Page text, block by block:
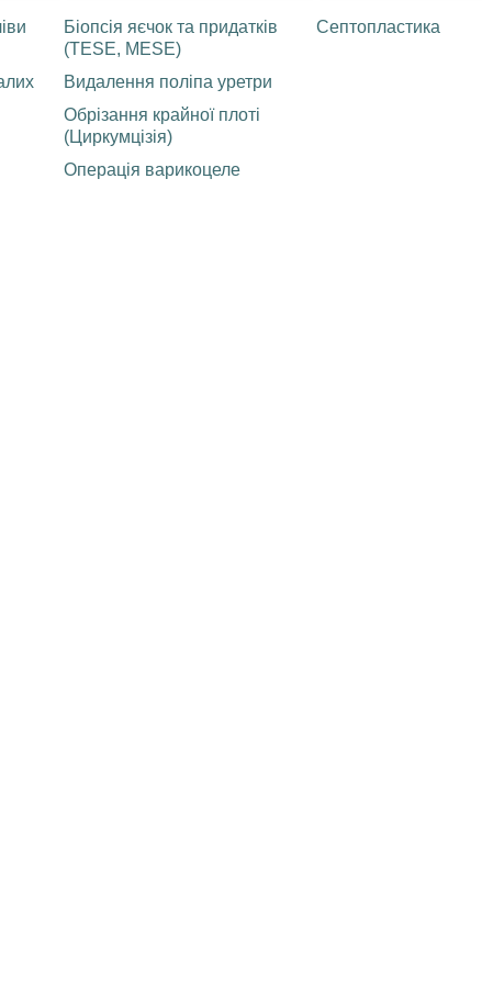
Біопсія яєчок та придатків
(TESE, MESE)
Видалення поліпа уретри
Обрізання крайної плоті
(Циркумцізія)
Операція варикоцеле
Септопластика